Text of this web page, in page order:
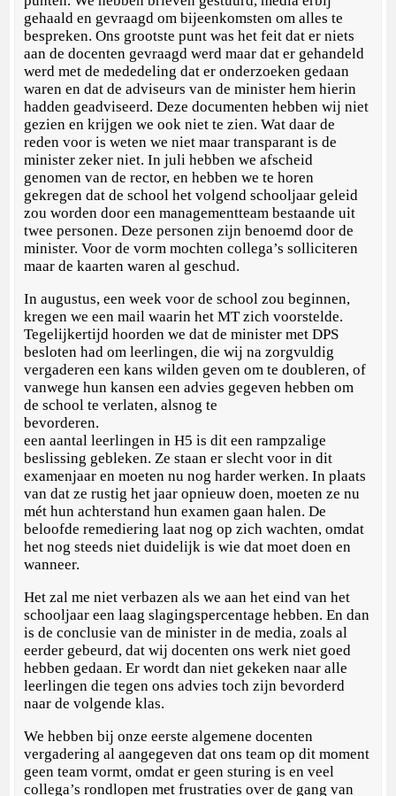
gehaald en gevraagd om bijeenkomsten om alles te
bespreken. Ons grootste punt was het feit dat er niets
aan de docenten gevraagd werd maar dat er gehandeld
werd met de mededeling dat er onderzoeken gedaan
waren en dat de adviseurs van de minister hem hierin
hadden geadviseerd. Deze documenten hebben wij niet
gezien en krijgen we ook niet te zien. Wat daar de
reden voor is weten we niet maar transparant is de
minister zeker niet. In juli hebben we afscheid
genomen van de rector, en hebben we te horen
gekregen dat de school het volgend schooljaar geleid
zou worden door een managementteam bestaande uit
twee personen. Deze personen zijn benoemd door de
minister. Voor de vorm mochten collega’s solliciteren
maar de kaarten waren al geschud.
In augustus, een week voor de school zou beginnen,
kregen we een mail waarin het MT zich voorstelde.
Tegelijkertijd hoorden we dat de minister met DPS
besloten had om leerlingen, die wij na zorgvuldig
vergaderen een kans wilden geven om te doubleren, of
vanwege hun kansen een advies gegeven hebben om
de school te verlaten, alsnog te
bevorderen.
een aantal leerlingen in H5 is dit een rampzalige
beslissing gebleken. Ze staan er slecht voor in dit
examenjaar en moeten nu nog harder werken. In plaats
van dat ze rustig het jaar opnieuw doen, moeten ze nu
mét hun achterstand hun examen gaan halen. De
beloofde remediering laat nog op zich wachten, omdat
het nog steeds niet duidelijk is wie dat moet doen en
wanneer.
Het zal me niet verbazen als we aan het eind van het
schooljaar een laag slagingspercentage hebben. En dan
is de conclusie van de minister in de media, zoals al
eerder gebeurd, dat wij docenten ons werk niet goed
hebben gedaan. Er wordt dan niet gekeken naar alle
leerlingen die tegen ons advies toch zijn bevorderd
naar de volgende klas.
We hebben bij onze eerste algemene docenten
vergadering al aangegeven dat ons team op dit moment
geen team vormt, omdat er geen sturing is en veel
collega’s rondlopen met frustraties over de gang van